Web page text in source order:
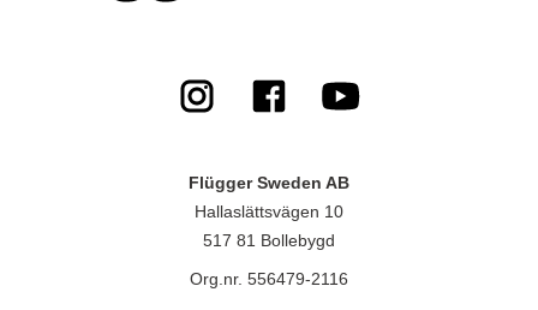
Flügger Sweden AB
Hallaslättsvägen 10
517 81 Bollebygd
Org.nr. 556479-2116